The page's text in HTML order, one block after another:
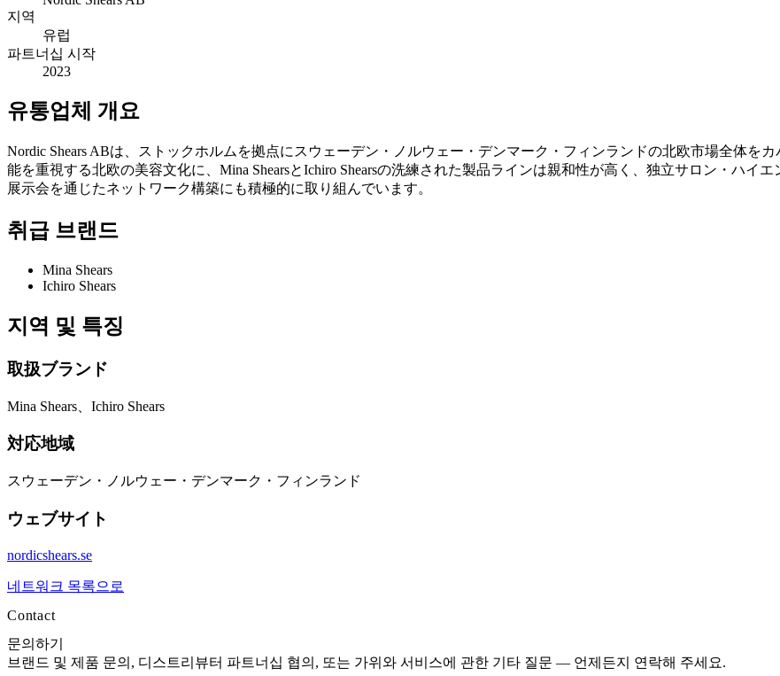
지역
유럽
파트너십 시작
2023
유통업체 개요
Nordic Shears ABは、ストックホルムを拠点にスウェーデン・ノルウェー・デンマーク・フィンランドの北欧市場全体を
能を重視する北欧の美容文化に、Mina ShearsとIchiro Shearsの洗練された製品ラインは親和性が高く、独立サロン・ハイ
展示会を通じたネットワーク構築にも積極的に取り組んでいます。
취급 브랜드
Mina Shears
Ichiro Shears
지역 및 특징
取扱ブランド
Mina Shears、Ichiro Shears
対応地域
スウェーデン・ノルウェー・デンマーク・フィンランド
ウェブサイト
nordicshears.se
네트워크 목록으로
Contact
문의하기
브랜드 및 제품 문의, 디스트리뷰터 파트너십 협의, 또는 가위와 서비스에 관한 기타 질문 — 언제든지 연락해 주세요.